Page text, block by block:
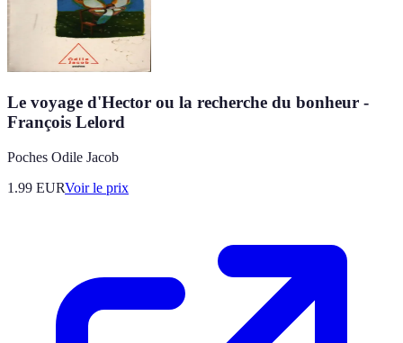
Le voyage d'Hector ou la recherche du bonheur -
François Lelord
Poches Odile Jacob
1.99 EURVoir le prix